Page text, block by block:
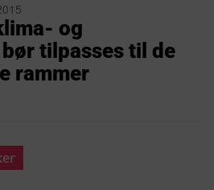
og
tilpasses til de
rammer